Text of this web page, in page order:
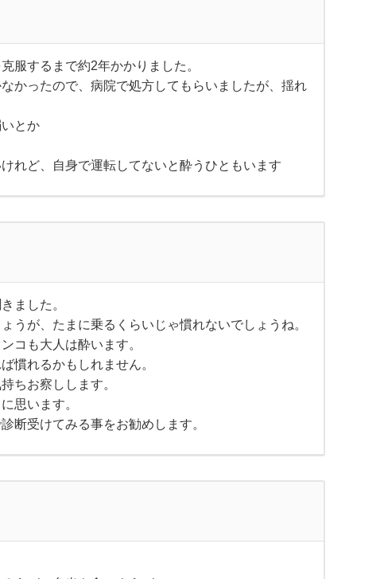
服するまで約2年かかりました。
かったので、病院で処方してもらいましたが、揺れ
とか
れど、自身で運転してないと酔うひともいます
ました。
うが、たまに乗るくらいじゃ慣れないでしょうね。
コも大人は酔います。
慣れるかもしれません。
ちお察しします。
思います。
断受けてみる事をお勧めします。